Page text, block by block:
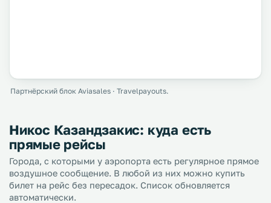
Партнёрский блок Aviasales · Travelpayouts.
Никос Казандзакис: куда есть
прямые рейсы
Города, с которыми у аэропорта есть регулярное прямое
воздушное сообщение. В любой из них можно купить
билет на рейс без пересадок. Список обновляется
автоматически.